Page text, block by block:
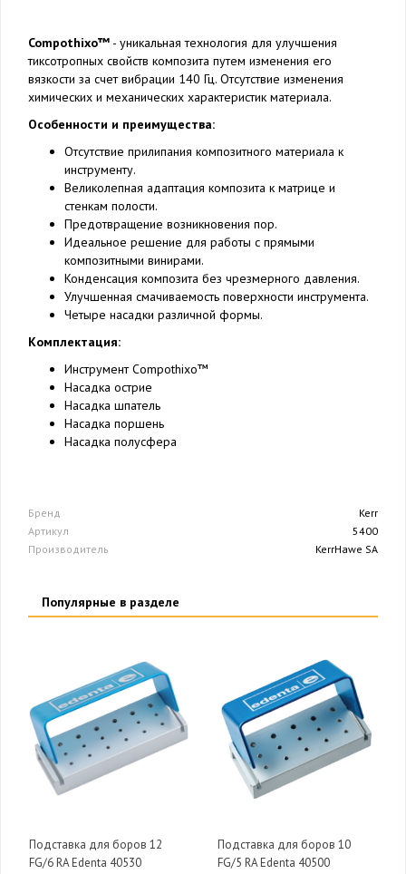
Compothixo™ - уникальная технология для улучшения
тиксотропных свойств композита путем изменения его
вязкости за счет вибрации 140 Гц. Отсутствие изменения
химических и механических характеристик материала.
Особенности и преимущества:
Отсутствие прилипания композитного материала к
инструменту.
Великолепная адаптация композита к матрице и
стенкам полости.
Предотвращение возникновения пор.
Идеальное решение для работы с прямыми
композитными винирами.
Конденсация композита без чрезмерного давления.
Улучшенная смачиваемость поверхности инструмента.
Четыре насадки различной формы.
Комплектация:
Инструмент Compothixo™
Насадка острие
Насадка шпатель
Насадка поршень
Насадка полусфера
Бренд
Kerr
Артикул
5400
Производитель
KerrHawe SA
Популярные в разделе
Подставка для боров 12
FG/6 RA Edenta 40530
Подставка для боров 10
FG/5 RA Edenta 40500